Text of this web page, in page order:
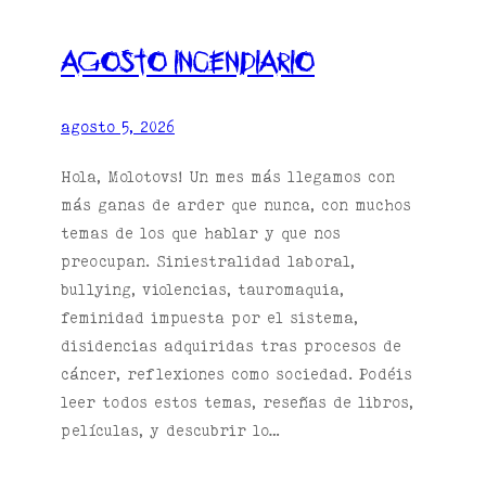
agosto incendiario
agosto 5, 2026
Hola, Molotovs! Un mes más llegamos con
más ganas de arder que nunca, con muchos
temas de los que hablar y que nos
preocupan. Siniestralidad laboral,
bullying, violencias, tauromaquia,
feminidad impuesta por el sistema,
disidencias adquiridas tras procesos de
cáncer, reflexiones como sociedad. Podéis
leer todos estos temas, reseñas de libros,
películas, y descubrir lo…